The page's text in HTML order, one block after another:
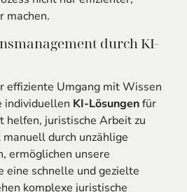
machen.
durch KI-
effiziente Umgang mit Wissen
individuellen KI-Lösungenfür
helfen, juristische Arbeit zu
durch unzählige
ermöglichen unsere
eine schnelle und gezielte
komplexe juristische